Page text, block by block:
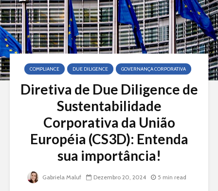
COMPLIANCE DUE DILIGENCE GOVERNANÇA CORPORATIVA
Diretiva de Due Diligence de
Sustentabilidade
Corporativa da União
Européia (CS3D): Entenda
sua importância!
Gabriela Maluf Dezembro 20, 2024 5 min read